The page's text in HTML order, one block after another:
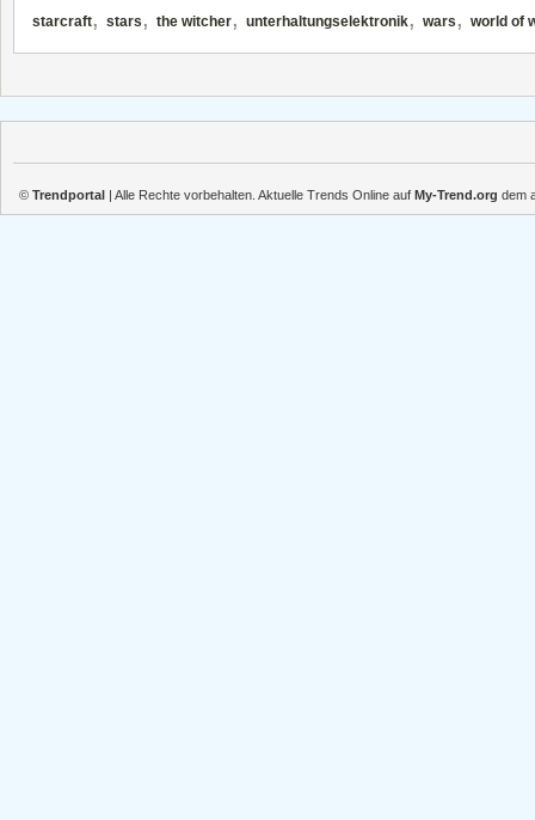
starcraft, stars , the witcher, unterhaltungselektronik, wars , world of
© Trendportal | Alle Rechte vorbehalten. Aktuelle Trends Online auf My-Trend.org dem